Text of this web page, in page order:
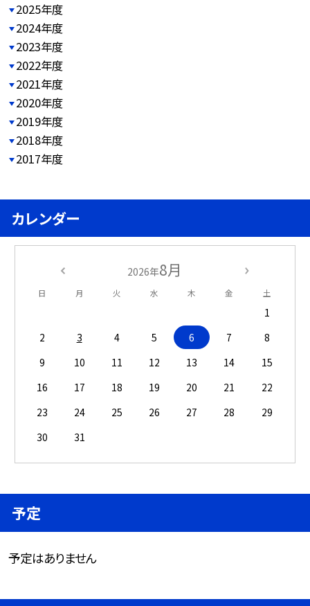
2025年度
2024年度
2023年度
2022年度
2021年度
2020年度
2019年度
2018年度
2017年度
カレンダー
2026年8月
日 月 火 水 木 金 土
1
2
3 4 5 6 7
8
9
10 11 12 13 14
15
16
17 18 19 20 21
22
23
24 25 26 27 28
29
30
31
予定
予定はありません